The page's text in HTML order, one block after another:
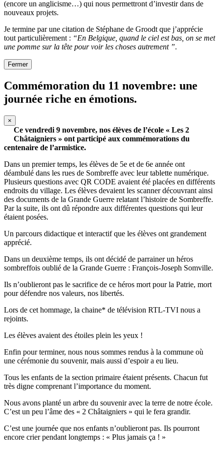
(encore un anglicisme…) qui nous permettront d’investir dans de
nouveaux projets.
Je termine par une citation de Stéphane de Groodt que j’apprécie
tout particulièrement : “En Belgique, quand le ciel est bas, on se met
une pomme sur la tête pour voir les choses autrement ”.
Fermer
Commémoration du 11 novembre: une
journée riche en émotions.
×
Ce vendredi 9 novembre, nos élèves de l’école « Les 2
Châtaigniers » ont participé aux commémorations du
centenaire de l’armistice.
Dans un premier temps, les élèves de 5e et de 6e année ont
déambulé dans les rues de Sombreffe avec leur tablette numérique.
Plusieurs questions avec QR CODE avaient été placées en différents
endroits du village. Les élèves devaient les scanner découvrant ainsi
des documents de la Grande Guerre relatant l’histoire de Sombreffe.
Par la suite, ils ont dû répondre aux différentes questions qui leur
étaient posées.
Un parcours didactique et interactif que les élèves ont grandement
apprécié.
Dans un deuxième temps, ils ont décidé de parrainer un héros
sombreffois oublié de la Grande Guerre : François-Joseph Somville.
Ils n’oublieront pas le sacrifice de ce héros mort pour la Patrie, mort
pour défendre nos valeurs, nos libertés.
Lors de cet hommage, la chaine* de télévision RTL-TVI nous a
rejoints.
Les élèves avaient des étoiles plein les yeux !
Enfin pour terminer, nous nous sommes rendus à la commune où
une cérémonie du souvenir, mais aussi d’espoir a eu lieu.
Tous les enfants de la section primaire étaient présents. Chacun fut
très digne comprenant l’importance du moment.
Nous avons planté un arbre du souvenir avec la terre de notre école.
C’est un peu l’âme des « 2 Châtaigniers » qui le fera grandir.
C’est une journée que nos enfants n’oublieront pas. Ils pourront
encore crier pendant longtemps : « Plus jamais ça ! »